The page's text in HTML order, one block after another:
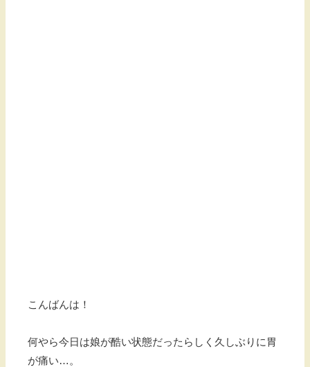
こんばんは！
何やら今日は娘が酷い状態だったらしく久しぶりに胃
が痛い…。